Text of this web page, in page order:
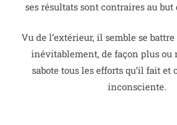
ses résultats sont contraires au but
Vu de l’extérieur, il semble se
inévitablement, de façon plus ou
sabote tous les efforts qu’il fait et
inconsciente.